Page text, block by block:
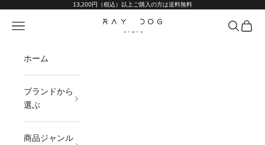
コンテンツへスキップ13,200円（税込）以上ご購入の方は送料無料
Ray Dog Kyoto
メニュー 検索カート
ホーム
ブランドから
選ぶ
商品ジャンル